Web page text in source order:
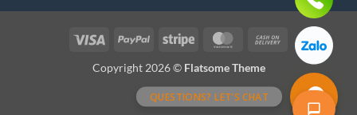
Visa PayPal Stripe MasterCardCash
On
Delivery
Copyright 2026 © Flatsome Theme
+
QUESTIONS? LET'S CHAT